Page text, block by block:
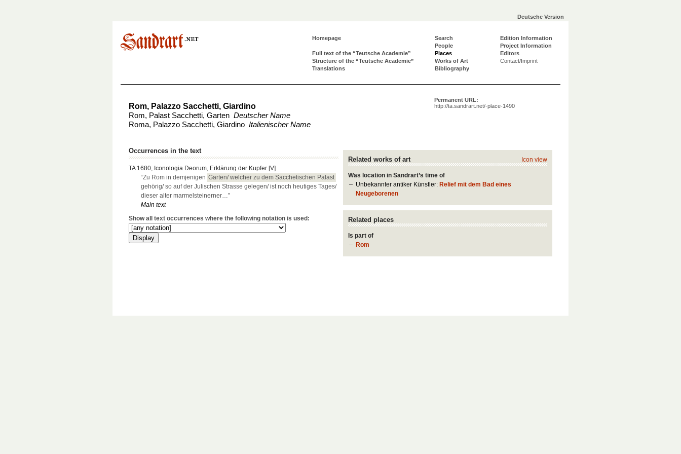
Deutsche Version
Homepage
Full text of the “Teutsche Academie”
Structure of the “Teutsche Academie”
Translations
Search
People
Places
Works of Art
Bibliography
Edition Information
Project Information
Editors
Contact/Imprint
Permanent URL:
http://ta.sandrart.net/-place-1490
Rom, Palazzo Sacchetti, Giardino
Rom, Palast Sacchetti, Garten Deutscher Name
Roma, Palazzo Sacchetti, Giardino Italienischer Name
Icon view
Related works of art
Was location in Sandrart’s time of
Unbekannter antiker Künstler: Relief mit dem Bad eines
Neugeborenen
Related places
Is part of
Rom
Occurrences in the text
TA 1680, Iconologia Deorum, Erklärung der Kupfer [V]
“Zu Rom in demjenigen Garten/ welcher zu dem Sacchetischen Palast
gehörig/ so auf der Julischen Strasse gelegen/ ist noch heutiges Tages/
dieser alter marmelsteinerner…”
Main text
Show all text occurrences where the following notation is used: